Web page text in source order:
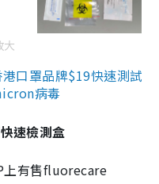
大
口罩品牌$19快速測試
病毒
速檢測盒
上有售fluorecare